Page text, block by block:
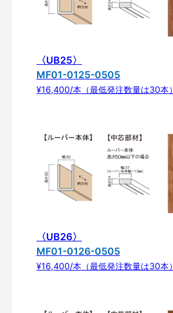
〈UB25〉
MF01-0125-0505
¥16,400/本（最低発注数量は30本）
〈UB26〉
MF01-0126-0505
¥16,400/本（最低発注数量は30本）